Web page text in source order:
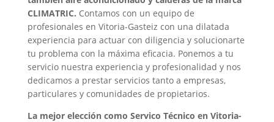
CLIMATRIC. Contamos con un equipo de
profesionales en Vitoria-Gasteiz con una dilatada
experiencia para actuar con diligencia y solucionarte
tu problema con la máxima eficacia. Ponemos a tu
servicio nuestra experiencia y profesionalidad y nos
dedicamos a prestar servicios tanto a empresas,
particulares y comunidades de propietarios.
La mejor elección como Servico Técnico en Vitoria-